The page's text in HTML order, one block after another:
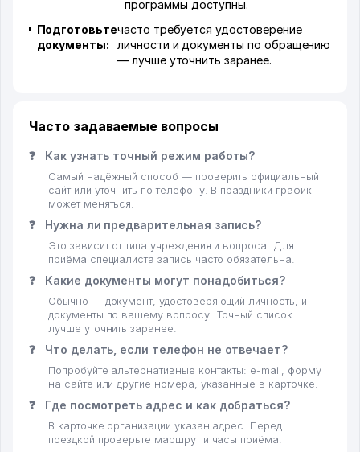
программы доступны.
Подготовьте
документы:
часто требуется удостоверение
личности и документы по обращению
— лучше уточнить заранее.
Часто задаваемые вопросы
❓ Как узнать точный режим работы?
Самый надёжный способ — проверить официальный
сайт или уточнить по телефону. В праздники график
может меняться.
❓ Нужна ли предварительная запись?
Это зависит от типа учреждения и вопроса. Для
приёма специалиста запись часто обязательна.
❓ Какие документы могут понадобиться?
Обычно — документ, удостоверяющий личность, и
документы по вашему вопросу. Точный список
лучше уточнить заранее.
❓ Что делать, если телефон не отвечает?
Попробуйте альтернативные контакты: e-mail, форму
на сайте или другие номера, указанные в карточке.
❓ Где посмотреть адрес и как добраться?
В карточке организации указан адрес. Перед
поездкой проверьте маршрут и часы приёма.